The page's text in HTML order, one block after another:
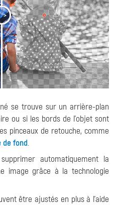
>
se trouve sur un arrière-plan
ou si les bords de l'objet sont
pinceaux de retouche, comme
de fond.
automatiquement la
image grâce à la technologie
être ajustés en plus à l'aide